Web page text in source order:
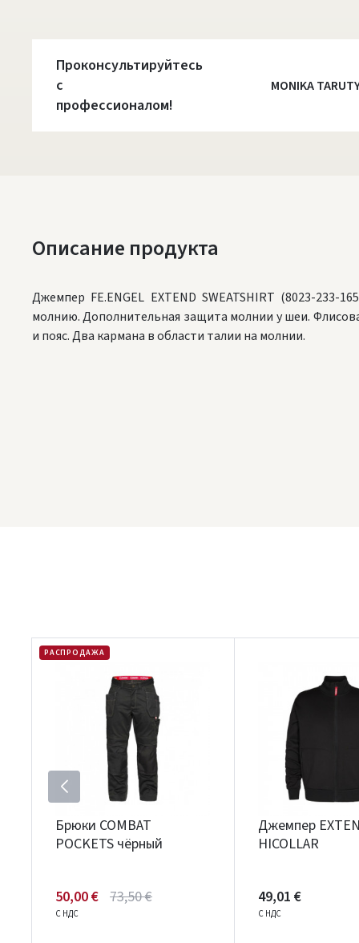
Проконсультируйтесь
с
профессионалом!
MONIKA
Описание продукта
Джемпер FE.ENGEL EXTEND SWEATSHIRT (8023-233-
молнию. Дополнительная защита молнии у шеи.
и пояс. Два кармана в области талии на молнии.
РАСПРОДАЖА
Брюки COMBAT
POCKETS чёрный
50,00 € 73,50 €
С НДС
Джемпер
HICOLLAR
49,01 €
С НДС